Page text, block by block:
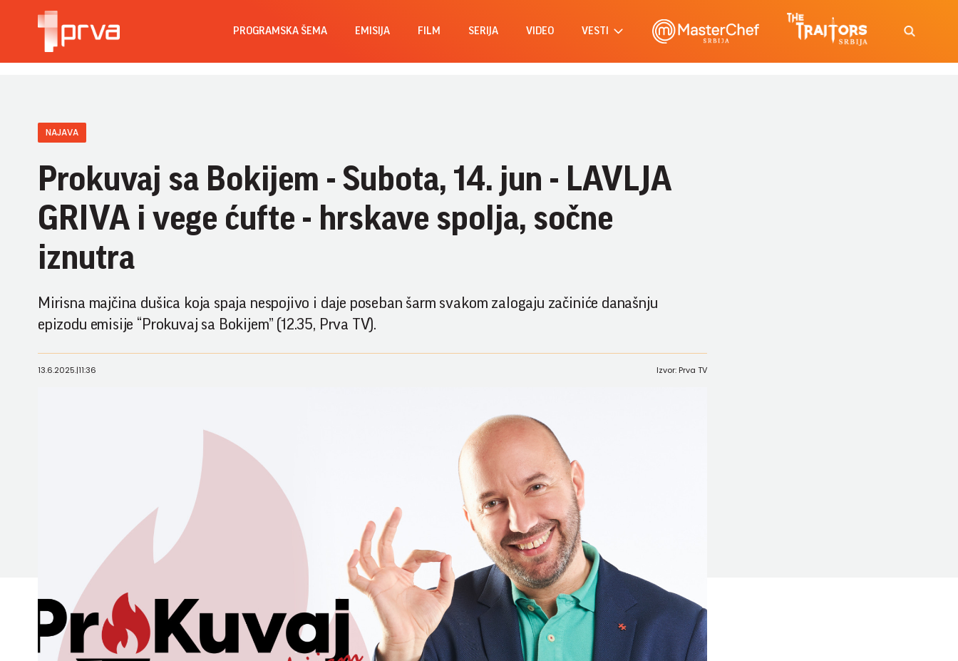
PROGRAMSKA ŠEMA EMISIJA FILM SERIJA VIDEO VESTI
NAJAVA
Prokuvaj sa Bokijem - Subota, 14. jun - LAVLJA
GRIVA i vege ćufte - hrskave spolja, sočne
iznutra
Mirisna majčina dušica koja spaja nespojivo i daje poseban šarm svakom zalogaju začiniće današnju
epizodu emisije “Prokuvaj sa Bokijem” (12.35, Prva TV).
13.6.2025.|11:36 Izvor: Prva TV